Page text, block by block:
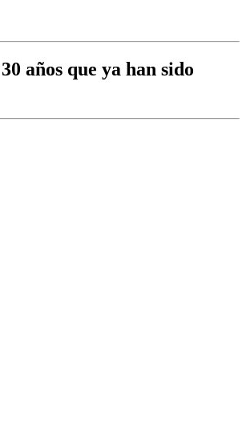
años que ya han sido